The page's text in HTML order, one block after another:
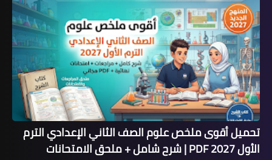
تحميل أقوى ملخص علوم الصف الثاني الإعدادي الترم
الأول 2027 PDF | شرح شامل + ملحق الامتحانات